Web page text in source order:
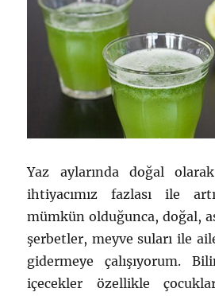
Yaz aylarında doğal
ihtiyacımız fazlası ile
mümkün olduğunca, doğal,
şerbetler, meyve suları ile
gidermeye çalışıyorum.
içecekler özellikle